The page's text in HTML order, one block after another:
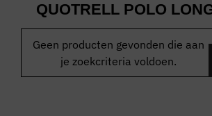
QUOTRELL POLO
Geen producten gevonden die aan
je zoekcriteria voldoen.